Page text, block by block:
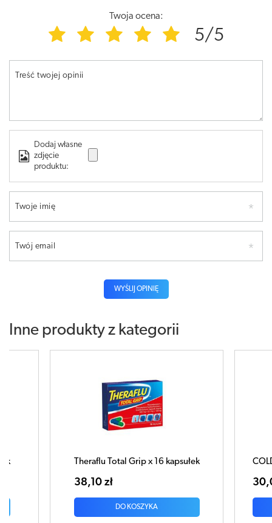
Twoja ocena:
5/5
Treść twojej opinii
Dodaj własne
zdjęcie
produktu:
Twoje imię
Twój email
WYŚLIJ OPINIĘ
Inne produkty z kategorii
COLDREX MAXGRIP C x 12 tabletek
30,02 zł
DO KOSZYKA